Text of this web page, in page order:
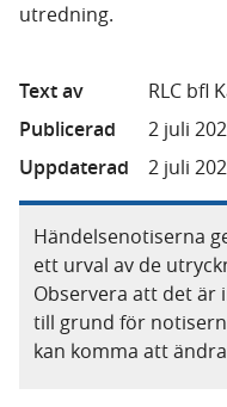
utredning.
Text av
RLC bfl
Publicerad
2 juli
Uppdaterad
2 juli
Händelsenotiserna
ett urval av de
Observera att det är
till grund för
kan komma att